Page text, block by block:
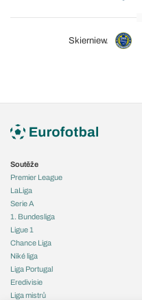
Skierniew.
Soutěže
Premier League
LaLiga
Serie A
1. Bundesliga
Ligue 1
Chance Liga
Niké liga
Liga Portugal
Eredivisie
Liga mistrů